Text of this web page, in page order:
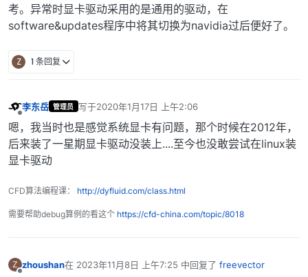
考。异常时显卡驱动采用的是通用的驱动，在
software&updates程序中将其切换为navidia过后便好了。
Z 1 条回复
李东岳 管理员 写于2020年1月17日 上午2:06
最后由 编辑
嗯，我当时也是感觉系统显卡有问题，那个时候在2012年，
后来装了一星期显卡驱动没装上....至今也没敢尝试在linux装
显卡驱动
CFD算法编程课： http://dyfluid.com/class.html
需要帮助debug算例的看这个 https://cfd-china.com/topic/8018
Z zhoushan在 2023年11月8日 上午7:25 中回复了 freevector
最后由 编辑